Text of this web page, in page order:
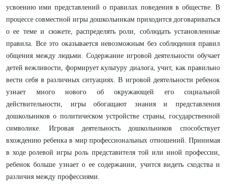
усвоению ими представлений о правилах поведения в обществе. В
процессе совместной игры дошкольникам приходится договариваться
о ее теме и сюжете, распределять роли, соблюдать установленные
правила. Все это оказывается невозможным без соблюдения правил
общения между людьми. Содержание игровой деятельности обучает
детей вежливости, формирует культуру диалога, учит, как правильно
вести себя в различных ситуациях. В игровой деятельности ребенок
узнает много нового об окружающей его социальной
действительности, игры обогащают знания и представления
дошкольников о политическом устройстве страны, государственной
символике. Игровая деятельность дошкольников способствует
вхождению ребенка в мир профессиональных отношений. Принимая
в ходе ролевой игры роль представителя той или иной профессии,
ребенок больше узнает о ее содержании, учится видеть сходства и
различия между профессиями.